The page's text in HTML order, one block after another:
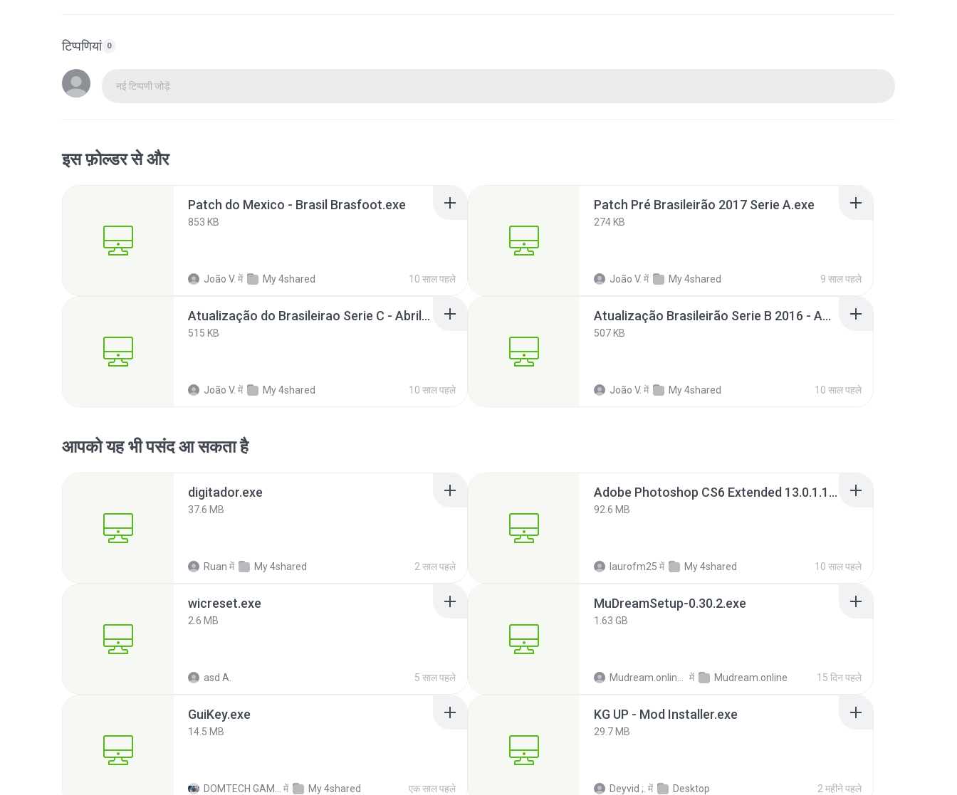
टिप्पणियां 0
नई टिप्पणी जोड़ें
इस फ़ोल्डर से और
Patch do Mexico - Brasil Brasfoot.exe
853 KB
João V. में My 4shared 10 साल पहले
Patch Pré Brasileirão 2017 Serie A.exe
274 KB
João V. में My 4shared 9 साल पहले
Atualização do Brasileirao Serie C - Abril 2016.exe
515 KB
João V. में My 4shared 10 साल पहले
Atualização Brasileirão Serie B 2016 - Abril.exe
507 KB
João V. में My 4shared 10 साल पहले
आपको यह भी पसंद आ सकता है
digitador.exe
37.6 MB
Ruan में My 4shared 2 साल पहले
Adobe Photoshop CS6 Extended 13.0.1.1 Multilanguage Portable x86.exe
92.6 MB
laurofm25 में My 4shared 10 साल पहले
wicreset.exe
2.6 MB
asd A. 5 साल पहले
MuDreamSetup-0.30.2.exe
1.63 GB
में Mudream.online 15 दिन पहले
GuiKey.exe
14.5 MB
में My 4shared एक साल पहले
KG UP - Mod Installer.exe
29.7 MB
Deyvid ;. में Desktop 2 महीने पहले